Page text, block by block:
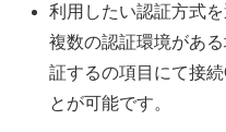
利用したい認証方式
複数の認証環境があ
証するの項目にて接
とが可能です。